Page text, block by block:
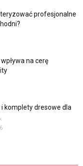
profesjonalne
na cerę
komplety dresowe dla